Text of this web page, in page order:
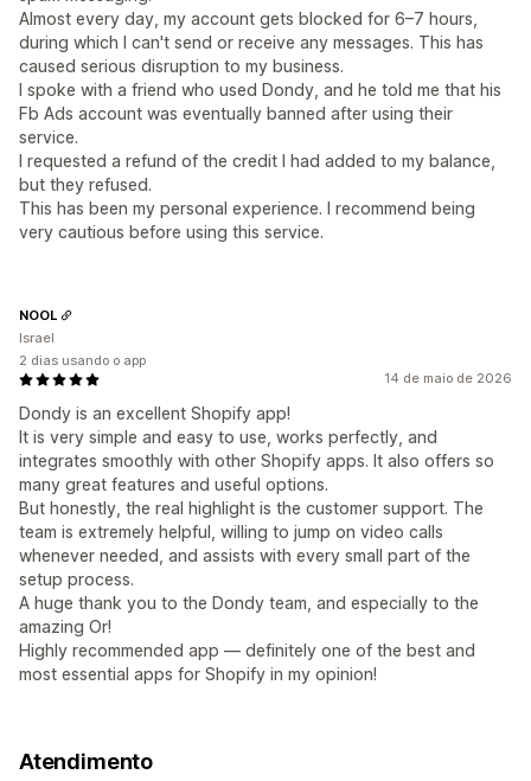
Almost every day, my account gets blocked for 6–7 hours,
during which I can't send or receive any messages. This has
caused serious disruption to my business.
I spoke with a friend who used Dondy, and he told me that his
Fb Ads account was eventually banned after using their
service.
I requested a refund of the credit I had added to my balance,
but they refused.
This has been my personal experience. I recommend being
very cautious before using this service.
14 de maio de 2026
Dondy is an excellent Shopify app!
It is very simple and easy to use, works perfectly, and
integrates smoothly with other Shopify apps. It also offers so
many great features and useful options.
But honestly, the real highlight is the customer support. The
team is extremely helpful, willing to jump on video calls
whenever needed, and assists with every small part of the
setup process.
A huge thank you to the Dondy team, and especially to the
amazing Or!
Highly recommended app — definitely one of the best and
most essential apps for Shopify in my opinion!
NOOL
Israel
2 dias usando o app
Atendimento